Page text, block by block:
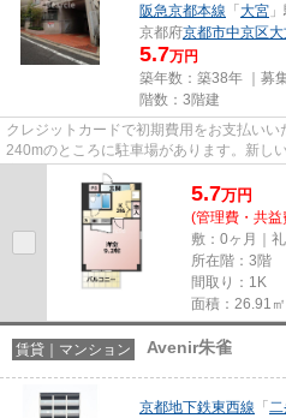
阪急京都本線 「 大宮
京都府京都市中京区
5.7万円
築年数：築38年 ｜募
階数：3階建
クレジットカードで初期費用をお支払い
240mのところに駐車場があります。新し
室内です。気になるイチオシ物...
5.7万円
(管理費・共益
敷：0ヶ月｜
所在階：3階
間取り：1K
面積：26.91㎡
賃貸｜マンション Avenir朱雀
京都地下鉄東西線 「 二